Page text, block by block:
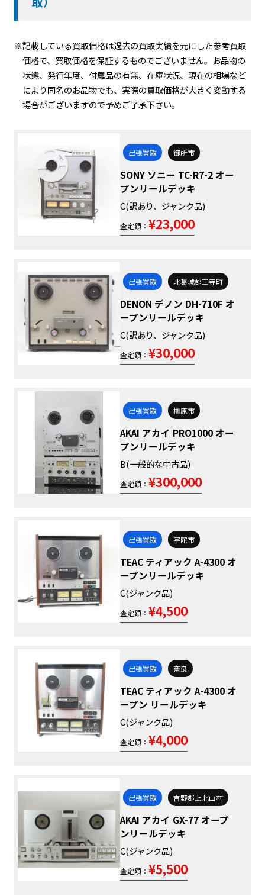
※記載している買取価格は過去の買取実績を元にした参考買取
価格で、買取価格を保証するものでございません。お品物の
状態、発行年度、付属品の有無、在庫状況、現在の相場など
により同名のお品物でも、実際の買取価格が大きく変動する
場合がございますので予めご了承下さい。
出張買取 御所市
SONY ソニー TC-R7-2 オー
プンリールデッキ
C(訳あり、ジャンク品)
査定額： ¥23,000
出張買取 北葛城郡王寺町
DENON デノン DH-710F オ
ープンリールデッキ
C(訳あり、ジャンク品)
査定額： ¥30,000
出張買取 橿原市
AKAI アカイ PRO1000 オー
プンリールデッキ
B(一般的な中古品)
査定額： ¥300,000
出張買取 宇陀市
TEAC ティアック A-4300 オ
ープンリールデッキ
C(ジャンク品)
査定額： ¥4,500
出張買取 奈良
TEAC ティアック A-4300 オ
ープン リールデッキ
C(ジャンク品)
査定額： ¥4,000
出張買取 吉野郡上北山村
AKAI アカイ GX-77 オープ
ンリールデッキ
C(ジャンク品)
査定額： ¥5,500